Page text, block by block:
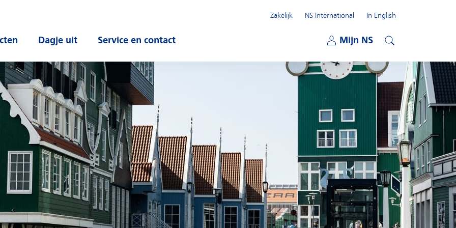
Dagje uit
Service en contact
Mijn NS
Zakelijk
NS International
In English